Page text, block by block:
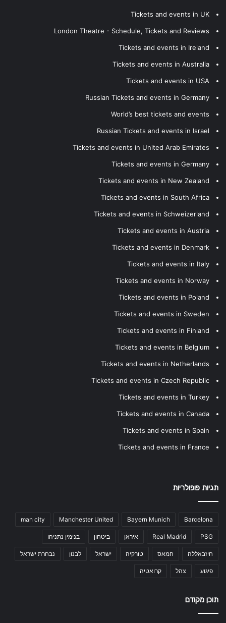
Tickets and events in UK
London Theatre - Schedule, Tickets and Reviews
Tickets and events in Ireland
Tickets and events in Australia
Tickets and events in USA
Russian Tickets and events in Germany
World’s best tickets and events
Russian Tickets and events in Israel
Tickets and events in United Arab Emirates
Tickets and events in Germany
Tickets and events in New Zealand
Tickets and events in South Africa
Tickets and events in Schweizerland
Tickets and events in Austria
Tickets and events in Denmark
Tickets and events in Italy
Tickets and events in Norway
Tickets and events in Poland
Tickets and events in Sweden
Tickets and events in Finland
Tickets and events in Belgium
Tickets and events in Netherlands
Tickets and events in Czech Republic
Tickets and events in Turkey
Tickets and events in Canada
Tickets and events in Spain
Tickets and events in France
תגיות פופולריות
Barcelona
Bayern Munich
Manchester United
man city
PSG
Real Madrid איראן ביטחון בנימין נתניהו
חיזבאללה חמאס טורקיה ישראל לבנון נבחרת ישראל
פיגוע צהל קרואטיה
תוכן מקודם